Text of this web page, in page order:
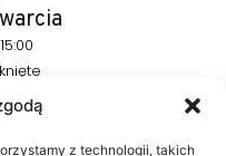
z technologii, takich
28